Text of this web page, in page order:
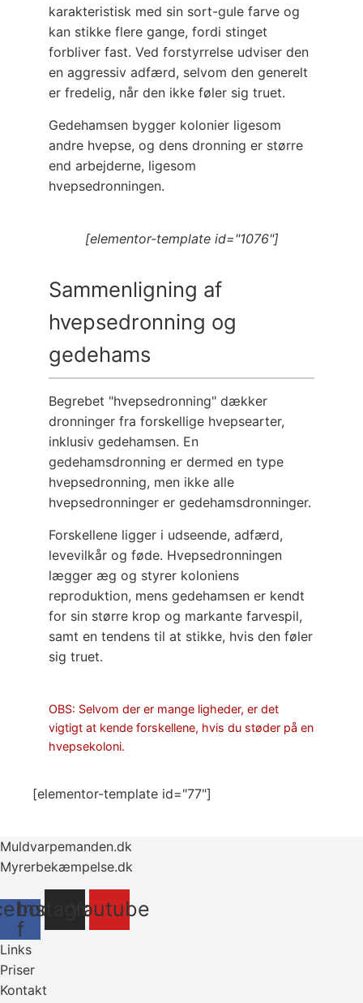
karakteristisk med sin sort-gule farve og
kan stikke flere gange, fordi stinget
forbliver fast. Ved forstyrrelse udviser den
en aggressiv adfærd, selvom den generelt
er fredelig, når den ikke føler sig truet.
Gedehamsen bygger kolonier ligesom
andre hvepse, og dens dronning er større
end arbejderne, ligesom
hvepsedronningen.
[elementor-template id="1076"]
Sammenligning af
hvepsedronning og
gedehams
Begrebet "hvepsedronning" dækker
dronninger fra forskellige hvepsearter,
inklusiv gedehamsen. En
gedehamsdronning er dermed en type
hvepsedronning, men ikke alle
hvepsedronninger er gedehamsdronninger.
Forskellene ligger i udseende, adfærd,
levevilkår og føde. Hvepsedronningen
lægger æg og styrer koloniens
reproduktion, mens gedehamsen er kendt
for sin større krop og markante farvespil,
samt en tendens til at stikke, hvis den føler
sig truet.
OBS: Selvom der er mange ligheder, er det
vigtigt at kende forskellene, hvis du støder på en
hvepsekoloni.
[elementor-template id="77"]
Muldvarpemanden.dk
Myrerbekæmpelse.dk
f
InstagramYoutube
Links
Priser
Kontakt